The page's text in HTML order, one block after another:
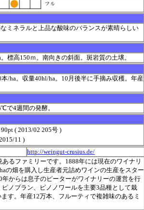
ミネラルと上品な酸味のバランスが素晴らしい
標高150ｍ。南向きの斜面。斑岩質の土壌。
/ha。収量40hl/ha。10月後半に手摘み収穫。年産
で4週間の発酵。
( 2013/02 205号 )
11 )
http://weingut-crusius.de/
るファミリーです。1888年には現在のワイナリ
の畑を購入し生産者元詰めワインの生産をスター
からは息子のピーターがワイナリーの運営を行
ノブラン、ピノノワールを主要3品種として栽
す。年産12万本、フルーティで複雑味のあるミ